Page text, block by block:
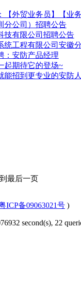
【外贸业务员】【业
分公司）招聘公告
技有限公司招聘公告
统工程有限公司安徽
：安防产品经理
起期待它的登场~
能招到更专业的安防
最后一页
ICP备09063021号 )
second(s), 22